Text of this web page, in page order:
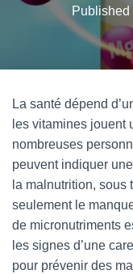
La santé dépend
les vitamines jouent
nombreuses
peuvent indiquer
la malnutrition, sous
seulement le
de micronutriments
les signes d’une
pour prévenir des